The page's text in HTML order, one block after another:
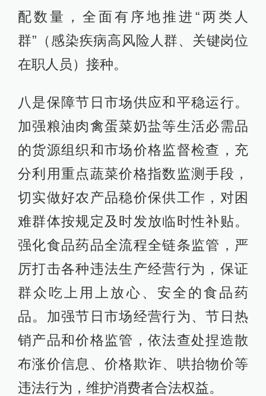
配数量，全面有序地推进“两类人
群”（感染疾病高风险人群、关键岗位
在职人员）接种。
八是保障节日市场供应和平稳运行。
加强粮油肉禽蛋菜奶盐等生活必需品
的货源组织和市场价格监督检查，充
分利用重点蔬菜价格指数监测手段，
切实做好农产品稳价保供工作，对困
难群体按规定及时发放临时性补贴。
强化食品药品全流程全链条监管，严
厉打击各种违法生产经营行为，保证
群众吃上用上放心、安全的食品药
品。加强节日市场经营行为、节日热
销产品和价格监管，依法查处捏造散
布涨价信息、价格欺诈、哄抬物价等
违法行为，维护消费者合法权益。